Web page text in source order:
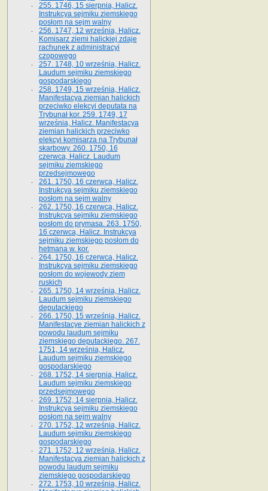
255. 1746, 15 sierpnia, Halicz.
Instrukcya sejmiku ziemskiego
posłom na sejm walny
256. 1747, 12 września, Halicz.
Komisarz ziemi halickiej zdaje
rachunek z administracyi
czopowego
257. 1748, 10 września, Halicz.
Laudum sejmiku ziemskiego
gospodarskiego
258. 1749, 15 września, Halicz.
Manifestacya ziemian halickich
przeciwko elekcyi deputata na
Trybunał kor. 259. 1749, 17
września, Halicz. Manifestacya
ziemian halickich przeciwko
elekcyi komisarza na Trybunał
skarbowy. 260. 1750, 16
czerwca, Halicz. Laudum
sejmiku ziemskiego
przedsejmowego
261. 1750, 16 czerwca, Halicz.
Instrukcya sejmiku ziemskiego
posłom na sejm walny
262. 1750, 16 czerwca, Halicz.
Instrukcya sejmiku ziemskiego
posłom do prymasa. 263. 1750,
16 czerwca, Halicz. Instrukcya
sejmiku ziemskiego posłom do
hetmana w. kor.
264. 1750, 16 czerwca, Halicz.
Instrukcya sejmiku ziemskiego
posłom do wojewody ziem
ruskich
265. 1750, 14 września, Halicz.
Laudum sejmiku ziemskiego
deputackiego
266. 1750, 15 września, Halicz.
Manifestacye ziemian halickich z
powodu laudum sejmiku
ziemskiego deputackiego. 267.
1751, 14 września, Halicz.
Laudum sejmiku ziemskiego
gospodarskiego
268. 1752, 14 sierpnia, Halicz.
Laudum sejmiku ziemskiego
przedsejmowego
269. 1752, 14 sierpnia, Halicz.
Instrukcya sejmiku ziemskiego
posłom na sejm walny
270. 1752, 12 września, Halicz.
Laudum sejmiku ziemskiego
gospodarskiego
271. 1752, 12 września, Halicz.
Manifestacya ziemian halickich z
powodu laudum sejmiku
ziemskiego gospodarskiego
272. 1753, 10 września, Halicz.